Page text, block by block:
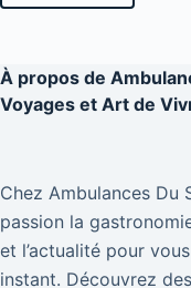
À propos de
Voyages et Art de
Chez Ambulances Du
passion la
et l’actualité pour
instant. Découvrez